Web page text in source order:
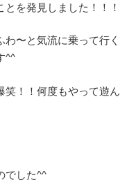
を発見しました！！！
〜と気流に乗って行く
^^
笑！！何度もやって遊ん
でした^^